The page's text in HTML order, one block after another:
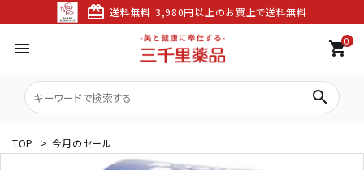
card_giftcard 送料無料 3,980円以上のお買上で送料無料
menu 0
shopping_cart
search
TOP > 今月のセール